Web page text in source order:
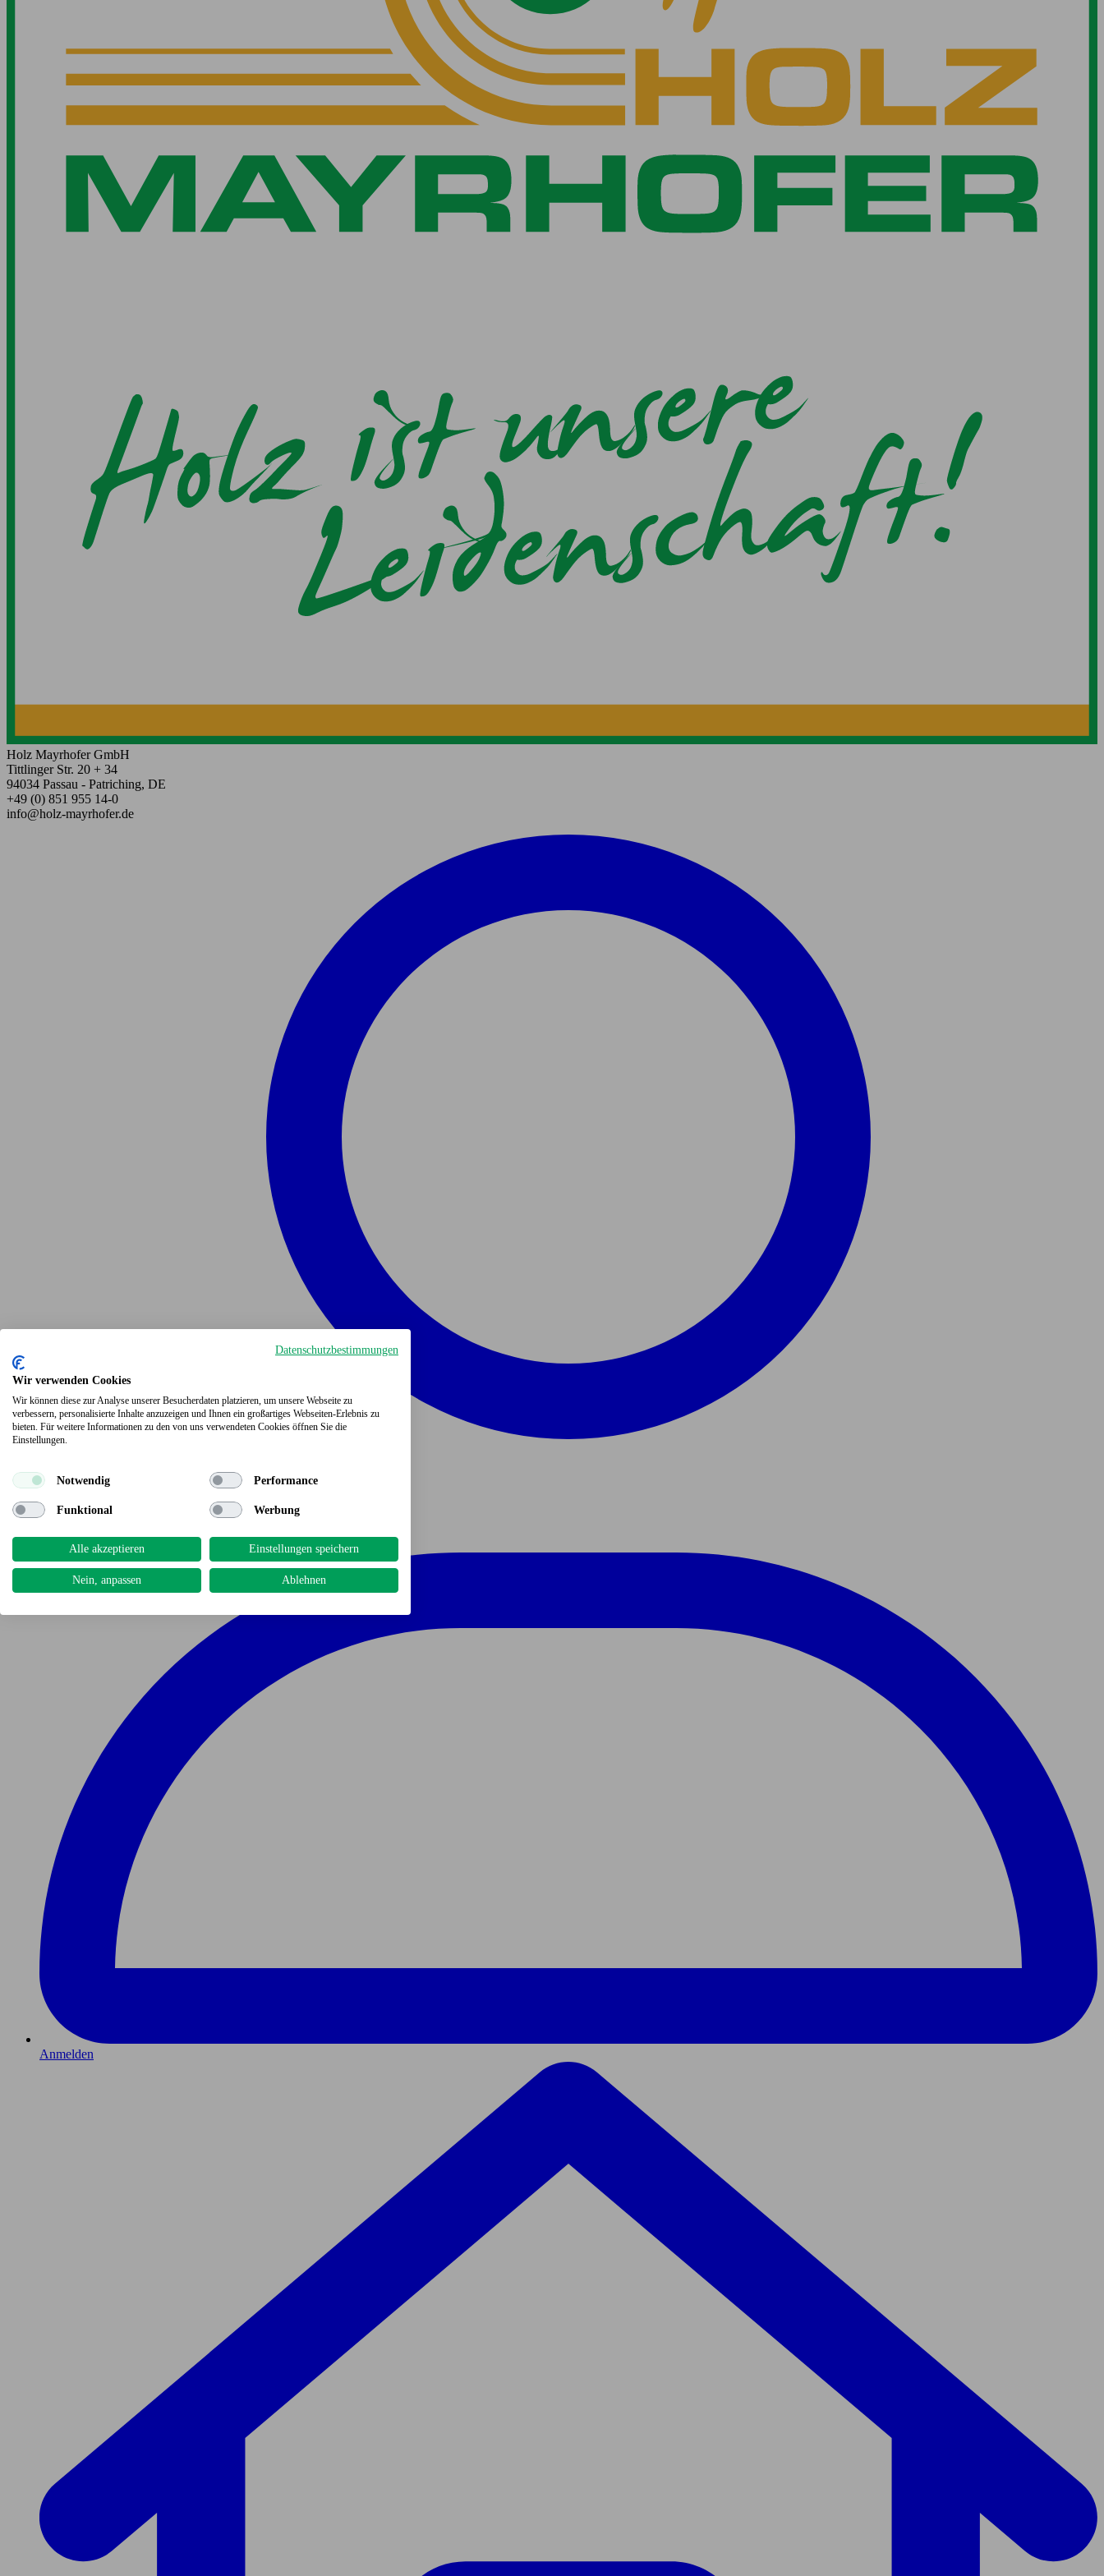
Holz Mayrhofer GmbH
Tittlinger Str. 20 + 34
94034 Passau - Patriching, DE
+49 (0) 851 955 14-0
info@holz-mayrhofer.de
Anmelden
Datenschutzbestimmungen
Wir verwenden Cookies
Wir können diese zur Analyse unserer Besucherdaten platzieren, um unsere Webseite zu
verbessern, personalisierte Inhalte anzuzeigen und Ihnen ein großartiges Webseiten-Erlebnis zu
bieten. Für weitere Informationen zu den von uns verwendeten Cookies öffnen Sie die
Einstellungen.
Notwendig Performance
Funktional Werbung
Alle akzeptieren Einstellungen speichern
Nein, anpassen Ablehnen